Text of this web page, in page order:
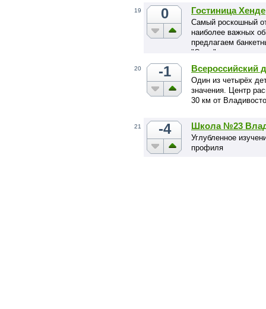
Бесплатная
19 0 Гостиница Хенде
Самый роскошный
наиболее важных
предлагаем
"Опал" -
20 -1 Всероссийский
Один из четырёх
значения. Центр
30 км от
21 -4 Школа №23
Углубленное
профиля